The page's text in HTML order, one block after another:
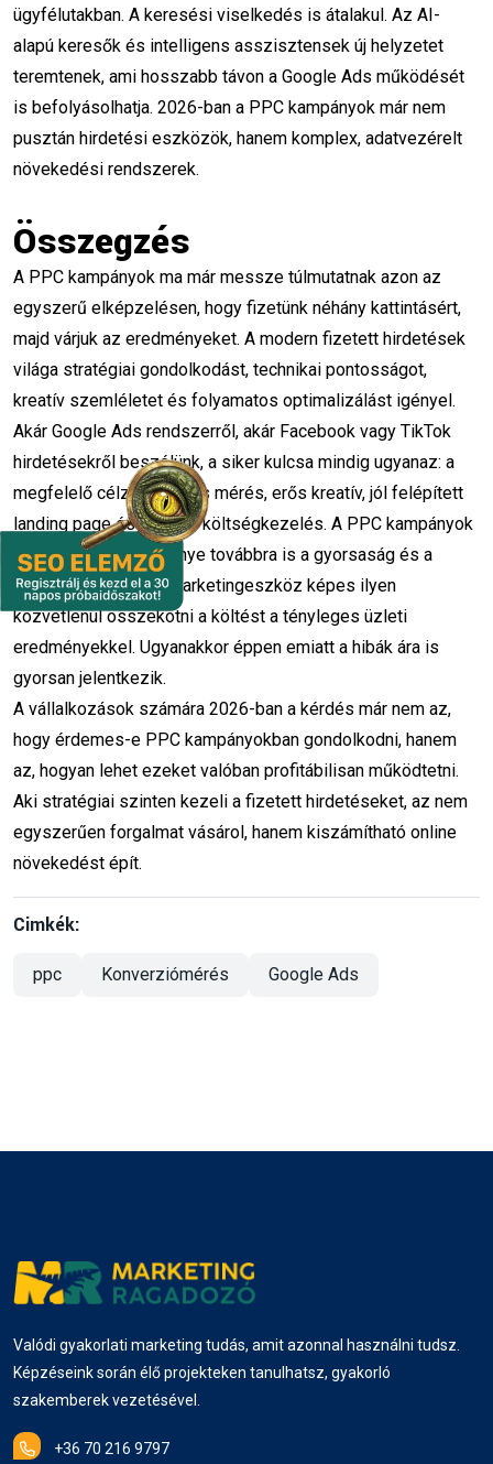
online stratégia adatelemzés
PPC stratégia marketing trendek 2026
konverziómérés ROI maximalizálás
adatvezérelt marketing
kampány optimalizálásás
Google Analytics 4 beállítás Analitika
GA4 útmutató Marketing stratégia
Méréstechnika Google Tag Manager
Online marketing karrier Sikertörténetek
Karrierépítés Szabadság és távmunka
karrier oktato munka PPC tanar
marketing oktató álláslehetőség
videóvágó munka PPC szakértő
mentorprogram videovagas
marketingoktatas képzés
tudásmegosztás szakmai fejlődés
ügyfélutakban. A keresési viselkedés is átalakul. Az AI-
alapú keresők és intelligens asszisztensek új helyzetet
teremtenek, ami hosszabb távon a Google Ads működését
is befolyásolhatja. 2026-ban a PPC kampányok már nem
pusztán hirdetési eszközök, hanem komplex, adatvezérelt
növekedési rendszerek.
Összegzés
A PPC kampányok ma már messze túlmutatnak azon az
egyszerű elképzelésen, hogy fizetünk néhány kattintásért,
majd várjuk az eredményeket. A modern fizetett hirdetések
világa stratégiai gondolkodást, technikai pontosságot,
kreatív szemléletet és folyamatos optimalizálást igényel.
Akár Google Ads rendszerről, akár Facebook vagy TikTok
hirdetésekről beszélünk, a siker kulcsa mindig ugyanaz: a
megfelelő célzás, pontos mérés, erős kreatív, jól felépített
landing page és tudatos költségkezelés. A PPC kampányok
egyik legnagyobb előnye továbbra is a gyorsaság és a
mérhetőség. Kevés marketingeszköz képes ilyen
közvetlenül összekötni a költést a tényleges üzleti
eredményekkel. Ugyanakkor éppen emiatt a hibák ára is
gyorsan jelentkezik.
A vállalkozások számára 2026-ban a kérdés már nem az,
hogy érdemes-e PPC kampányokban gondolkodni, hanem
az, hogyan lehet ezeket valóban profitábilisan működtetni.
Aki stratégiai szinten kezeli a fizetett hirdetéseket, az nem
egyszerűen forgalmat vásárol, hanem kiszámítható online
növekedést épít.
Cimkék:
ppc Konverziómérés Google Ads
Valódi gyakorlati marketing tudás, amit azonnal használni tudsz.
Képzéseink során élő projekteken tanulhatsz, gyakorló
szakemberek vezetésével.
+36 70 216 9797